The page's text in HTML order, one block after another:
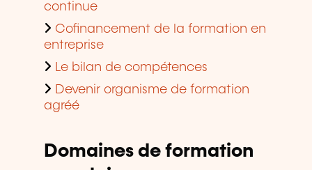
continue
Cofinancement de la formation en
entreprise
Le bilan de compétences
Devenir organisme de formation
agréé
Domaines de formation